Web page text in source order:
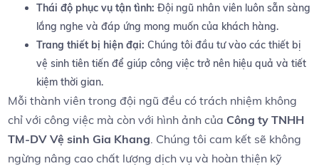
Thái độ ​phục⁢ vụ tận tình: Đội ⁤ngũ ⁢nhân viên luôn​ sẵn sàng
⁢lắng⁤ nghe và‌ đáp ứng ⁢mong muốn⁣ của khách hàng.
Trang⁢ thiết ⁢bị ‍hiện đại: Chúng⁢ tôi ⁢đầu tư vào các thiết bị​
vệ sinh tiên tiến ‌để giúp công việc trở ⁣nên ⁣hiệu⁣ quả‍ và tiết
kiệm‍ thời gian.
Mỗi thành viên trong đội ⁤ngũ‌ đều có‍ trách nhiệm không
chỉ với công việc mà còn với‍ hình ảnh ‍của Công⁢ ty TNHH
TM-DV ‌Vệ⁤ sinh Gia Khang . Chúng tôi cam kết sẽ ‌không
ngừng ⁣nâng ⁤cao ​chất lượng dịch vụ và hoàn thiện kỹ‌